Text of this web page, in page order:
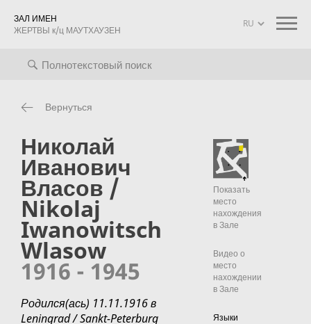
ЗАЛ ИМЕН
ЖЕРТВЫ к/ц МАУТХАУЗЕН
Биографии Информация о проекте
Вернуться
Николай
Иванович
Власов /
Nikolaj
Iwanowitsch
Wlasow
1916 - 1945
Родился(ась) 11.11.1916 в
Leningrad / Sankt-Peterburg
Показать
место
нахождения
в Зале
Видео о
место
нахождении
в Зале
Языки